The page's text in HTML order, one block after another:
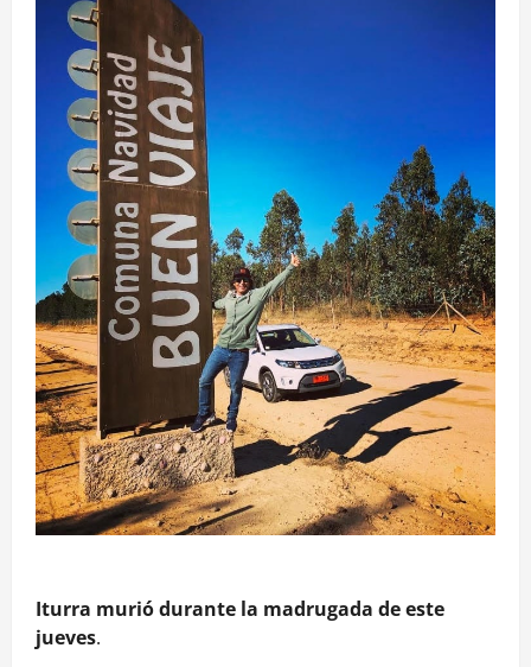
Iturra murió durante la madrugada de este
jueves.